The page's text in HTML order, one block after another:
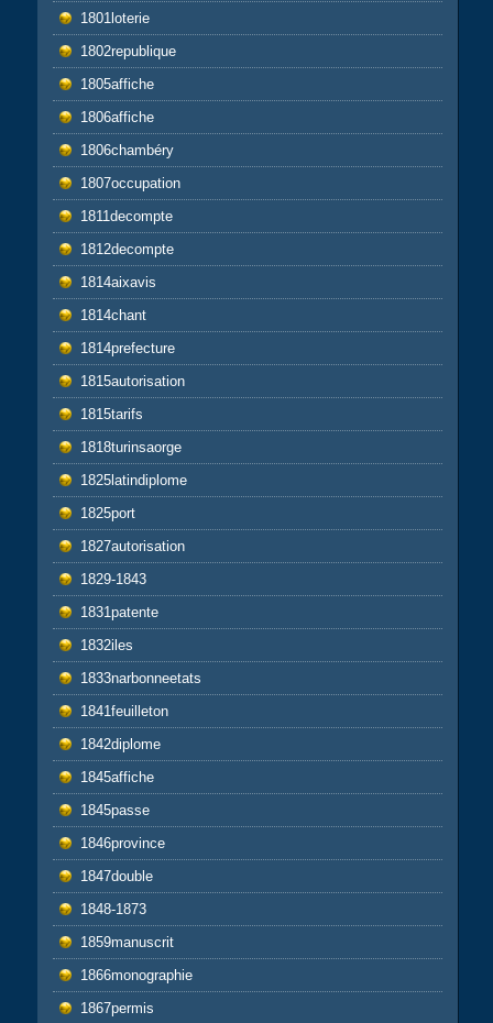
1801loterie
1802republique
1805affiche
1806affiche
1806chambéry
1807occupation
1811decompte
1812decompte
1814aixavis
1814chant
1814prefecture
1815autorisation
1815tarifs
1818turinsaorge
1825latindiplome
1825port
1827autorisation
1829-1843
1831patente
1832iles
1833narbonneetats
1841feuilleton
1842diplome
1845affiche
1845passe
1846province
1847double
1848-1873
1859manuscrit
1866monographie
1867permis